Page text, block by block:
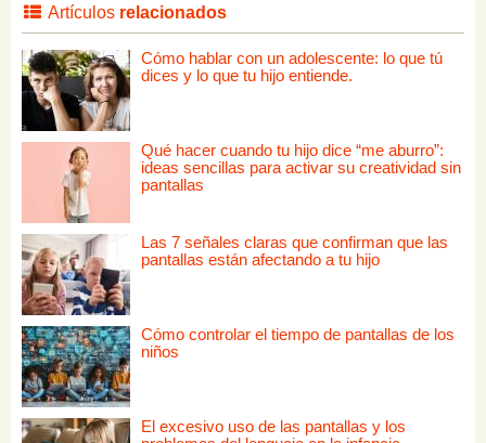
Artículos relacionados
Cómo hablar con un adolescente: lo que tú
dices y lo que tu hijo entiende.
Qué hacer cuando tu hijo dice “me aburro”:
ideas sencillas para activar su creatividad sin
pantallas
Las 7 señales claras que confirman que las
pantallas están afectando a tu hijo
Cómo controlar el tiempo de pantallas de los
niños
El excesivo uso de las pantallas y los